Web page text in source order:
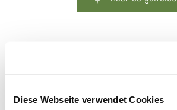
Diese Webseite verwendet Cookies